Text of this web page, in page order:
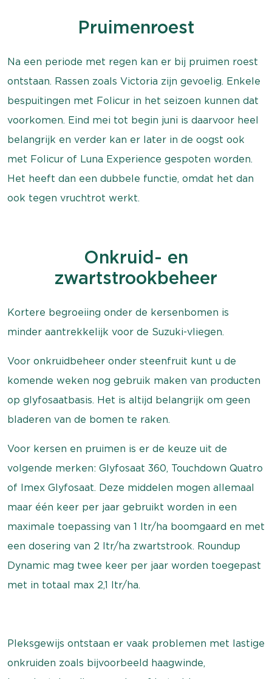
Pruimenroest
Na een periode met regen kan er bij pruimen roest
ontstaan. Rassen zoals Victoria zijn gevoelig. Enkele
bespuitingen met Folicur in het seizoen kunnen dat
voorkomen. Eind mei tot begin juni is daarvoor heel
belangrijk en verder kan er later in de oogst ook
met Folicur of Luna Experience gespoten worden.
Het heeft dan een dubbele functie, omdat het dan
ook tegen vruchtrot werkt.
Onkruid- en
zwartstrookbeheer
Kortere begroeiing onder de kersenbomen is
minder aantrekkelijk voor de Suzuki-vliegen.
Voor onkruidbeheer onder steenfruit kunt u de
komende weken nog gebruik maken van producten
op glyfosaatbasis. Het is altijd belangrijk om geen
bladeren van de bomen te raken.
Voor kersen en pruimen is er de keuze uit de
volgende merken: Glyfosaat 360, Touchdown Quatro
of Imex Glyfosaat. Deze middelen mogen allemaal
maar één keer per jaar gebruikt worden in een
maximale toepassing van 1 ltr/ha boomgaard en met
een dosering van 2 ltr/ha zwartstrook. Roundup
Dynamic mag twee keer per jaar worden toegepast
met in totaal max 2,1 ltr/ha.
Pleksgewijs ontstaan er vaak problemen met lastige
onkruiden zoals bijvoorbeeld haagwinde,